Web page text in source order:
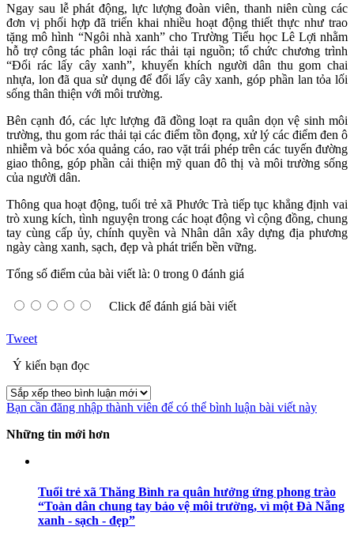
Ngay sau lễ phát động, lực lượng đoàn viên, thanh niên cùng các
đơn vị phối hợp đã triển khai nhiều hoạt động thiết thực như trao
tặng mô hình “Ngôi nhà xanh” cho Trường Tiểu học Lê Lợi nhằm
hỗ trợ công tác phân loại rác thải tại nguồn; tổ chức chương trình
“Đổi rác lấy cây xanh”, khuyến khích người dân thu gom chai
nhựa, lon đã qua sử dụng để đổi lấy cây xanh, góp phần lan tỏa lối
sống thân thiện với môi trường.
Bên cạnh đó, các lực lượng đã đồng loạt ra quân dọn vệ sinh môi
trường, thu gom rác thải tại các điểm tồn đọng, xử lý các điểm đen ô
nhiễm và bóc xóa quảng cáo, rao vặt trái phép trên các tuyến đường
giao thông, góp phần cải thiện mỹ quan đô thị và môi trường sống
của người dân.
Thông qua hoạt động, tuổi trẻ xã Phước Trà tiếp tục khẳng định vai
trò xung kích, tình nguyện trong các hoạt động vì cộng đồng, chung
tay cùng cấp ủy, chính quyền và Nhân dân xây dựng địa phương
ngày càng xanh, sạch, đẹp và phát triển bền vững.
Tổng số điểm của bài viết là: 0 trong 0 đánh giá
Click để đánh giá bài viết
Tweet
Ý kiến bạn đọc
Bạn cần đăng nhập thành viên để có thể bình luận bài viết này
Những tin mới hơn
Tuổi trẻ xã Thăng Bình ra quân hưởng ứng phong trào
“Toàn dân chung tay bảo vệ môi trường, vì một Đà Nẵng
xanh - sạch - đẹp”